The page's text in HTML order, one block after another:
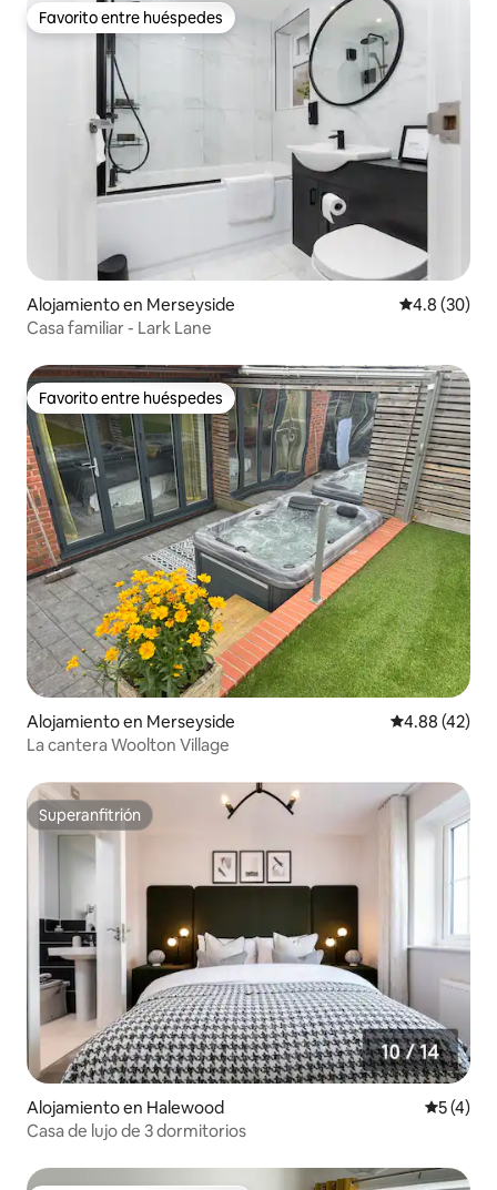
Favorito entre huéspedes
Favorito entre huéspedes
Alojamiento en Merseyside Calificación
4.8 (30)
Casa familiar - Lark Lane
Favorito entre huéspedes
Favorito entre huéspedes
Alojamiento en Merseyside Calificación
4.88 (42)
La cantera Woolton Village
Superanfitrión
Superanfitrión
Alojamiento en Halewood
5 (4)
Casa de lujo de 3 dormitorios